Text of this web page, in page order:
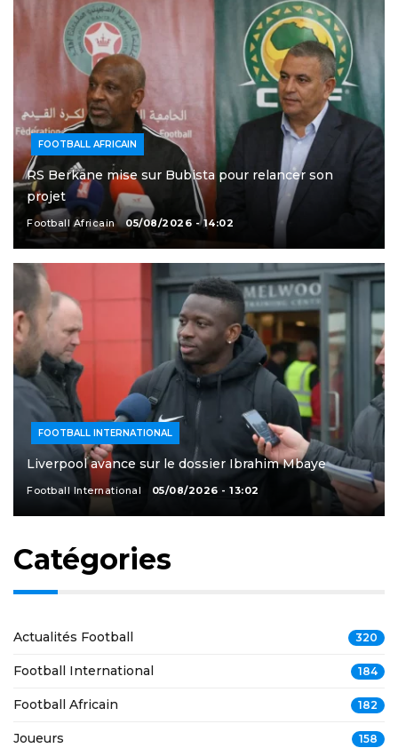
FOOTBALL AFRICAIN
RS Berkane mise sur Bubista pour relancer son
projet
Football Africain 05/08/2026 - 14:02
FOOTBALL INTERNATIONAL
Liverpool avance sur le dossier Ibrahim Mbaye
Football International 05/08/2026 - 13:02
Catégories
Actualités Football 320
Football International 184
Football Africain 182
Joueurs 158